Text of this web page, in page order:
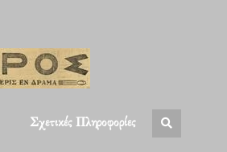
Σχετικές Πληροφορίες